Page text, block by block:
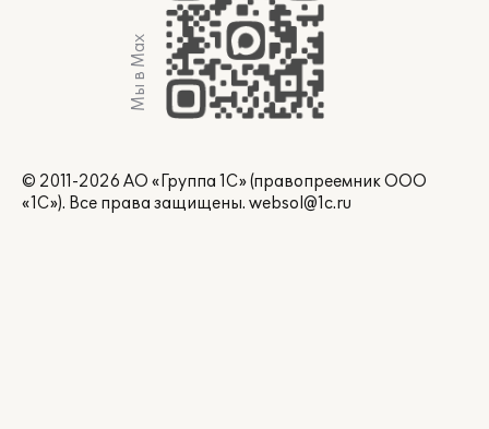
Мы в Max
© 2011-2026 АО «Группа 1С» (правопреемник ООО
«1С»). Все права защищены. websol@1c.ru